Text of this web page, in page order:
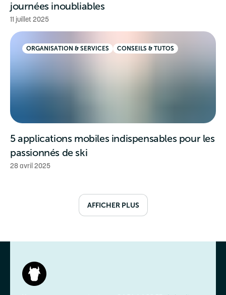
journées inoubliables
11 juillet 2025
ORGANISATION & SERVICES CONSEILS & TUTOS
5 applications mobiles indispensables pour les
passionnés de ski
28 avril 2025
AFFICHER PLUS